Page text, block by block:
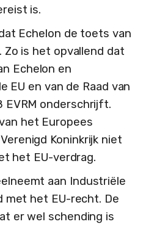
is.
Echelon de toets van
Zo is het opvallend dat
Echelon en
EU en van de Raad van
EVRM onderschrijft.
het Europees
Koninkrijk niet
het EU-verdrag.
aan Industriële
met het EU-recht. De
er wel schending is